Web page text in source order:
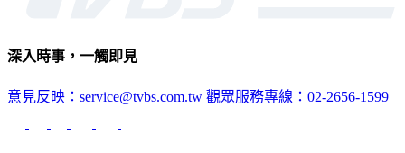
深入時事，一觸即見
意見反映：service@tvbs.com.tw 觀眾服務專線：02-2656-1599